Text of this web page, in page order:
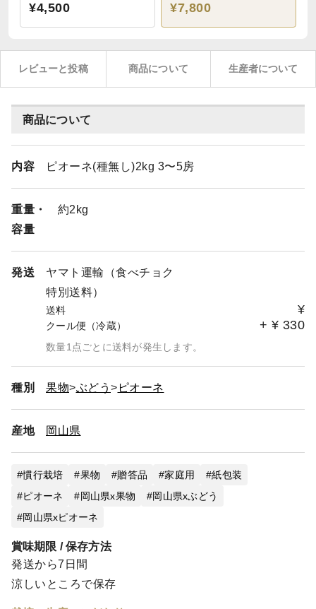
¥4,500 ¥7,800
レビューと投稿 商品について 生産者について
商品について
内容 ピオーネ(種無し)2kg 3〜5房
重量・
容量
約2kg
発送
ヤマト運輸（食べチョク
特別送料）
送料 ¥
クール便（冷蔵） + ¥ 330
数量1点ごとに送料が発生します。
種別 果物 ぶどう ピオーネ
産地 岡山県
慣行栽培 果物 贈答品 家庭用
紙包装
ピオーネ
岡山県x果物
岡山県xぶどう
岡山県xピオーネ
賞味期限 / 保存方法
発送から7日間
涼しいところで保存